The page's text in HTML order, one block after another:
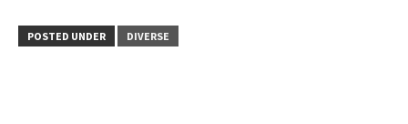
POSTED UNDER DIVERSE